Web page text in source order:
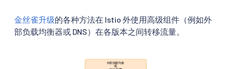
金丝雀升级的各种方法在 Istio 外使用高级组件（例如外
部负载均衡器或 DNS）在各版本之间转移流量。